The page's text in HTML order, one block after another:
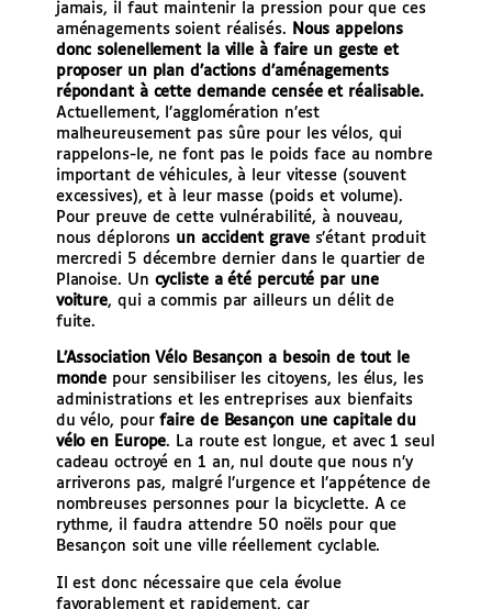
jamais, il faut maintenir la pression pour que ces
aménagements soient réalisés.
Nous appelons
donc solenellement la ville à faire un geste et
proposer un plan d’actions d’aménagements
répondant à cette demande censée et réalisable.
Actuellement, l’agglomération n’est
malheureusement pas sûre pour les vélos, qui
rappelons-le, ne font pas le poids face au nombre
important de véhicules, à leur vitesse (souvent
excessives), et à leur masse (poids et volume).
Pour preuve de cette vulnérabilité, à nouveau,
nous déplorons un accident grave s’étant produit
mercredi 5 décembre dernier dans le quartier de
Planoise. Un cycliste a été percuté par une
voiture, qui a commis par ailleurs un délit de
fuite.
L’Association Vélo Besançon a besoin de tout le
monde pour sensibiliser les citoyens, les élus, les
administrations et les entreprises aux bienfaits
du vélo, pourfaire de Besançon une capitale du
vélo en Europe. La route est longue, et avec 1 seul
cadeau octroyé en 1 an, nul doute que nous n’y
arriverons pas, malgré l’urgence et l’appétence de
nombreuses personnes pour la bicyclette. A ce
rythme, il faudra attendre 50 noëls pour que
Besançon soit une ville réellement cyclable.
Il est donc nécessaire que cela évolue
favorablement et rapidement, car